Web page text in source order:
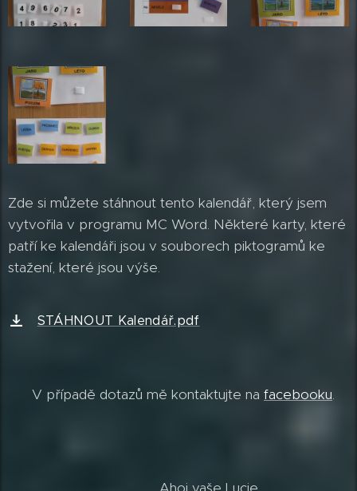
Zde si můžete stáhnout tento kalendář, který jsem
vytvořila v programu MC Word. Některé karty, které
patří ke kalendáři jsou v souborech piktogramů ke
stažení, které jsou výše.
STÁHNOUT Kalendář.pdf
V případě dotazů mě kontaktujte na facebooku.